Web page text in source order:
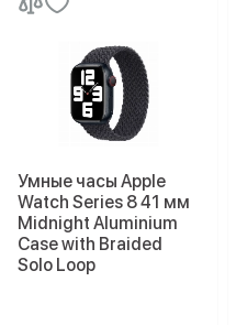
Умные часы Apple
Watch Series 8 41 мм
Midnight Aluminium
Case with Braided
Solo Loop